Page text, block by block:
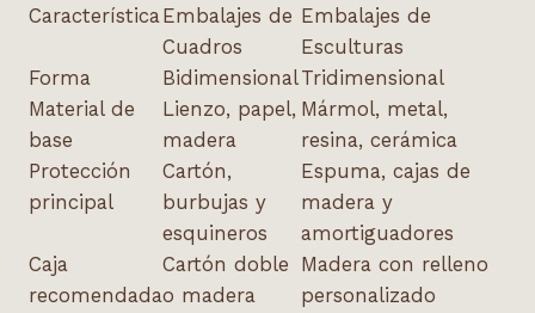
CaracterísticaEmbalajes de
Cuadros
Embalajes de
Esculturas
Forma
BidimensionalTridimensional
Material de
base
Lienzo, papel,
madera
Mármol, metal,
resina, cerámica
Protección
principal
Cartón,
burbujas y
esquineros
Espuma, cajas de
madera y
amortiguadores
Caja
recomendada
Cartón doble
o madera
Madera con relleno
personalizado